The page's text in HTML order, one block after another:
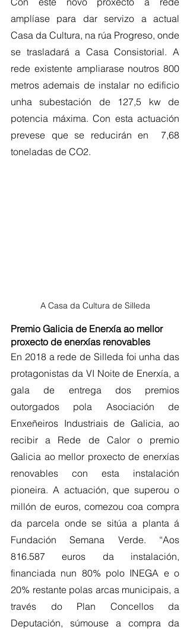
amplíase para dar servizo a actual
Casa da Cultura, na rúa Progreso, onde
se trasladará a Casa Consistorial. A
rede existente ampliarase noutros 800
metros ademais de instalar no edificio
unha subestación de 127,5 kw de
potencia máxima. Con esta actuación
prevese que se reducirán en  7,68
toneladas de CO2.
A Casa da Cultura de Silleda
Premio Galicia de Enerxía ao mellor
proxecto de enerxías renovables
En 2018 a rede de Silleda foi unha das
protagonistas da VI Noite de Enerxía, a
gala de entrega dos premios
outorgados pola Asociación de
Enxeñeiros Industriais de Galicia, ao
recibir a Rede de Calor o premio
Galicia ao mellor proxecto de enerxías
renovables con esta instalación
pioneira. A actuación, que superou o
millón de euros, comezou coa compra
da parcela onde se sitúa a planta á
Fundación Semana Verde. “Aos
816.587 euros da instalación,
financiada nun 80% polo INEGA e o
20% restante polas arcas municipais, a
través do Plan Concellos da
Deputación, súmouse a compra da